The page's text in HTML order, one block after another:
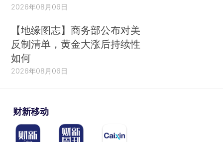
2026年08月06日
【地缘图志】商务部公布对美
反制清单，黄金大涨后持续性
如何
2026年08月06日
财新移动